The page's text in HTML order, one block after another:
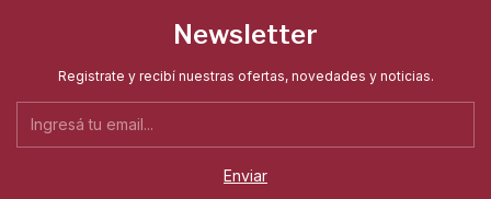
Newsletter
Registrate y recibí nuestras ofertas, novedades y noticias.